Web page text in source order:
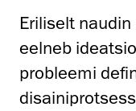
Eriliselt
eelneb
probleemi